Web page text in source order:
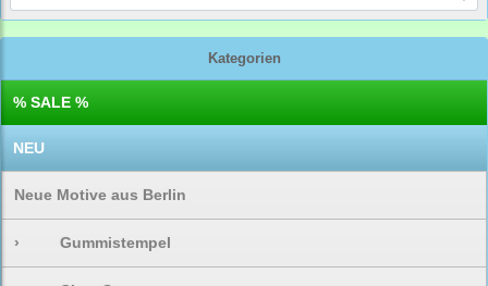
Kategorien
% SALE %
NEU
Neue Motive aus Berlin
› Gummistempel